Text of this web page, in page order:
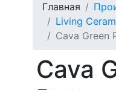
Главная
Living
Cava Green
Cava